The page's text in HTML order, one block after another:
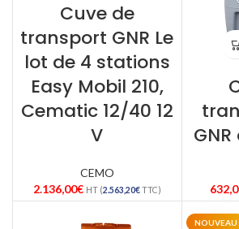
Cuve de
transport GNR Le
lot de 4 stations
Easy Mobil 210,
Cematic 12/40 12
V
CEMO
2.136,00€ HT (2.563,20€TTC)
NOUVEAU